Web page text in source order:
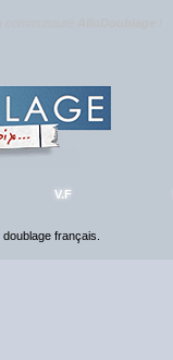
V.F
doublage français.